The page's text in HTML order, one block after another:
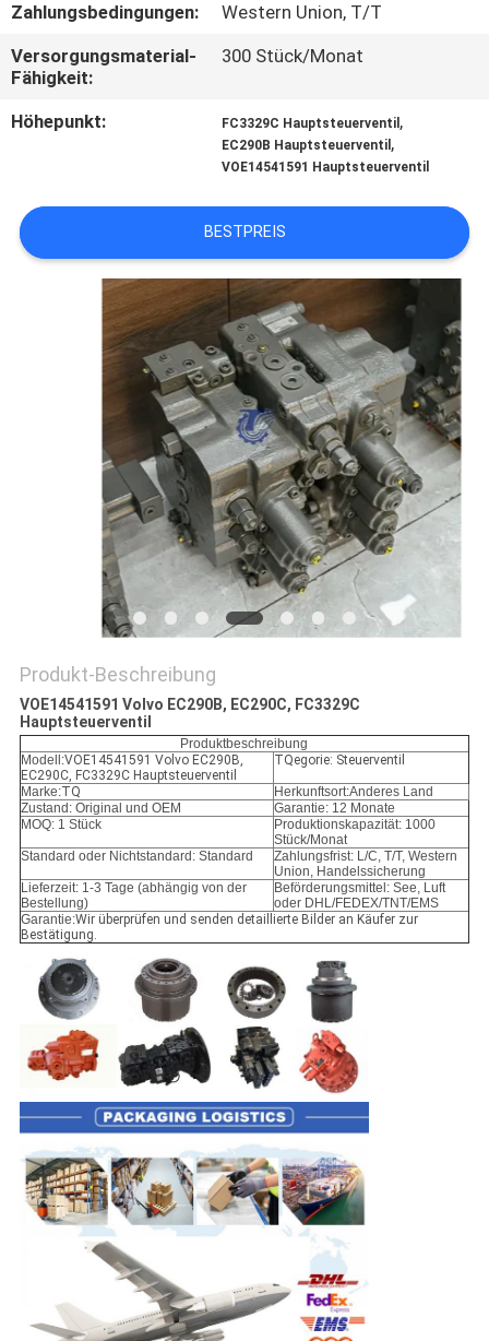
QUALITÄTSKONTROLLE
KONTAKT
ALLE
REFERENZEN
SITEMAP
DATENSCHUTZ-
BESTIMMUNGEN
Zahlungsbedingungen:
Western Union, T/T
Versorgungsmaterial-
Fähigkeit:
300 Stück/Monat
Höhepunkt: FC3329C Hauptsteuerventil ,
EC290B Hauptsteuerventil ,
VOE14541591 Hauptsteuerventil
BESTPREIS
Produkt-Beschreibung
VOE14541591 Volvo EC290B, EC290C, FC3329C
Hauptsteuerventil
Produktbeschreibung
Modell:VOE14541591 Volvo EC290B,
EC290C, FC3329C Hauptsteuerventil
TQegorie: Steuerventil
Marke:TQ
Herkunftsort:Anderes Land
Zustand: Original und OEM
Garantie: 12 Monate
MOQ: 1 Stück
Produktionskapazität: 1000
Stück/Monat
Standard oder Nichtstandard: Standard
Zahlungsfrist: L/C, T/T, Western
Union, Handelssicherung
Lieferzeit: 1-3 Tage (abhängig von der
Bestellung)
Beförderungsmittel: See, Luft
oder DHL/FEDEX/TNT/EMS
Garantie:Wir überprüfen und senden detaillierte Bilder an Käufer zur
Bestätigung.